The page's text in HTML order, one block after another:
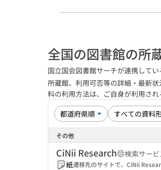
全国の図書館の所
国立国会図書館サーチが連携して
所蔵館、利用可否等の詳細・最新
料の利用方法は、ご自身が利用さ
その他
CiNii Research
検索サービ
紙遷移先のサイトで、CiNii